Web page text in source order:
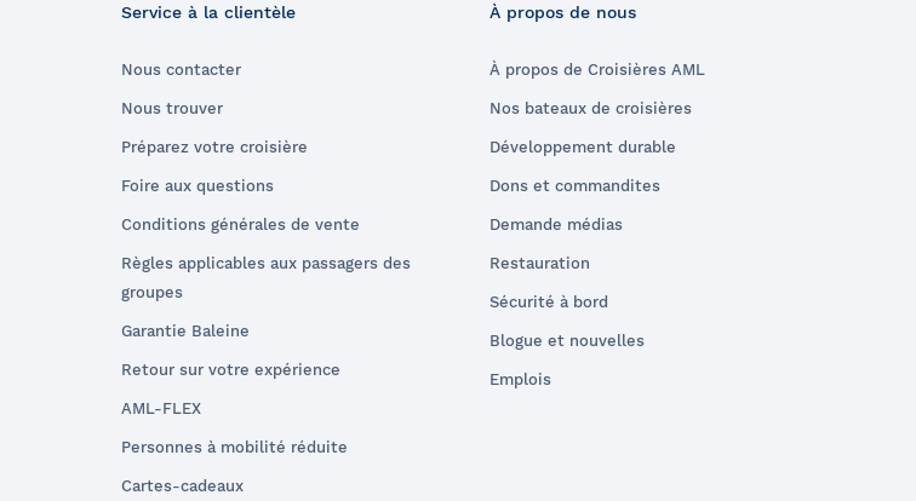
Service à la clientèle
Nous contacter
Nous trouver
Préparez votre croisière
Foire aux questions
Conditions générales de vente
Règles applicables aux passagers des
groupes
Garantie Baleine
Retour sur votre expérience
AML-FLEX
Personnes à mobilité réduite
Cartes-cadeaux
À propos de nous
À propos de Croisières AML
Nos bateaux de croisières
Développement durable
Dons et commandites
Demande médias
Restauration
Sécurité à bord
Blogue et nouvelles
Emplois